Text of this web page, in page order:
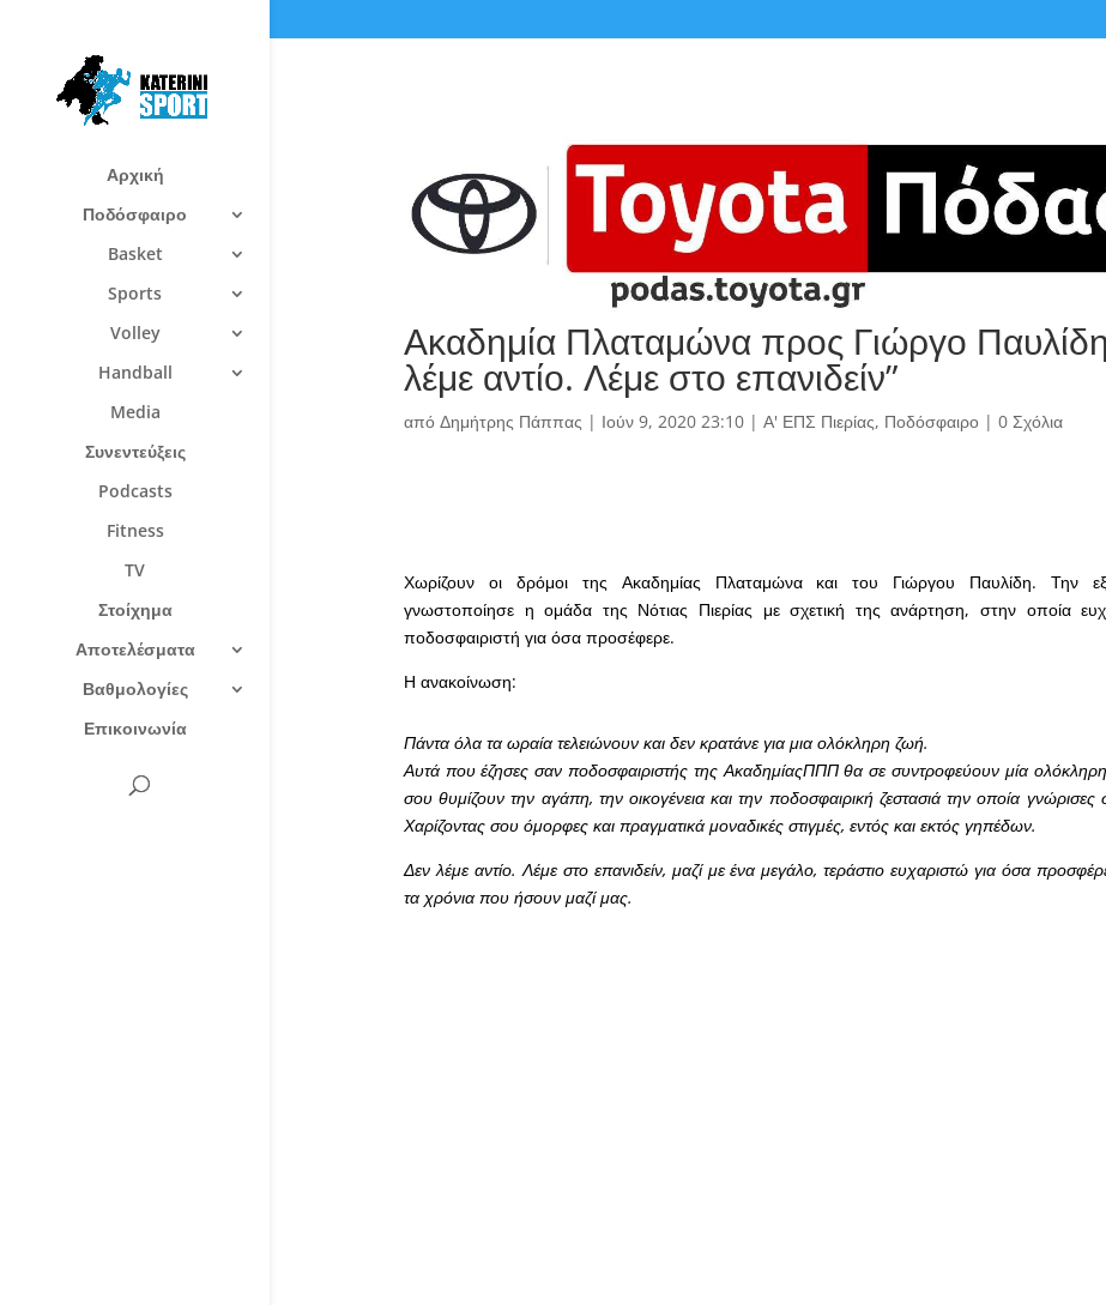
Αρχική
Ποδόσφαιρο
Basket
Sports
Volley
Handball
Media
Συνεντεύξεις
Podcasts
Fitness
TV
Στοίχημα
Αποτελέσματα
Βαθμολογίες
Επικοινωνία
Ακαδημία Πλαταμώνα προς Γιώργο
λέμε αντίο. Λέμε στο επανιδείν”
από Δημήτρης Πάππας | Ιούν 9, 2020 23:10| Α' ΕΠΣ Πιερίας, Ποδόσφαιρο| 0 Σχόλια
Χωρίζουν οι δρόμοι της Ακαδημίας Πλαταμώνα και του Γιώργου Παυλίδη. Την
γνωστοποίησε η ομάδα της Νότιας Πιερίας με σχετική της ανάρτηση, στην οποία
ποδοσφαιριστή για όσα προσέφερε.
Η ανακοίνωση:
Πάντα όλα τα ωραία τελειώνουν και δεν κρατάνε για μια ολόκληρη ζωή.
Αυτά που έζησες σαν ποδοσφαιριστής της ΑκαδημίαςΠΠΠ θα σε συντροφεύουν μία
σου θυμίζουν την αγάπη, την οικογένεια και την ποδοσφαιρική ζεστασιά την οποία γνώρισες
Χαρίζοντας σου όμορφες και πραγματικά μοναδικές στιγμές, εντός και εκτός γηπέδων.
Δεν λέμε αντίο. Λέμε στο επανιδείν, μαζί με ένα μεγάλο, τεράστιο ευχαριστώ για όσα
τα χρόνια που ήσουν μαζί μας.